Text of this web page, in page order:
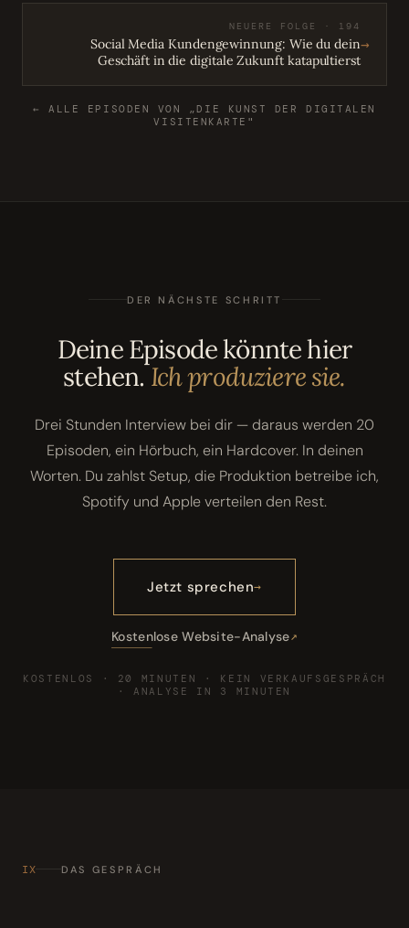
NEUERE FOLGE · 194
Social Media Kundengewinnung: Wie du dein
Geschäft in die digitale Zukunft katapultierst
→
← ALLE EPISODEN VON „DIE KUNST DER DIGITALEN
VISITENKARTE"
DER NÄCHSTE SCHRITT
Deine Episode könnte hier
stehen.Ich produziere sie.
Drei Stunden Interview bei dir — daraus werden 20
Episoden, ein Hörbuch, ein Hardcover. In deinen
Worten. Du zahlst Setup, die Produktion betreibe ich,
Spotify und Apple verteilen den Rest.
Jetzt sprechen
Kostenlose Website-Analyse
KOSTENLOS · 20 MINUTEN · KEIN VERKAUFSGESPRÄCH
· ANALYSE IN 3 MINUTEN
IX DAS GESPRÄCH